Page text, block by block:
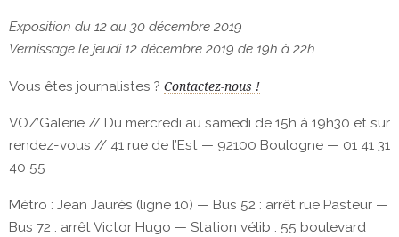
Exposition du 12 au 30 décembre 2019
Vernissage le jeudi 12 décembre 2019 de 19h à 22h
Vous êtes journalistes ? Contactez-nous !
VOZ’Galerie // Du mercredi au samedi de 15h à 19h30 et sur
rendez-vous // 41 rue de l’Est — 92100 Boulogne — 01 41 31
40 55
Métro : Jean Jaurès (ligne 10) — Bus 52 : arrêt rue Pasteur —
Bus 72 : arrêt Victor Hugo — Station vélib : 55 boulevard